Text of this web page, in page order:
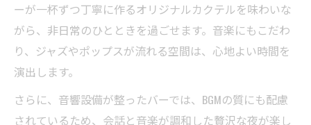
ーが一杯ずつ丁寧に作るオリジナルカクテルを味わいな
がら、非日常のひとときを過ごせます。音楽にもこだわ
り、ジャズやポップスが流れる空間は、心地よい時間を
演出します。
さらに、音響設備が整ったバーでは、BGMの質にも配慮
されているため、会話と音楽が調和した贅沢な夜が楽し